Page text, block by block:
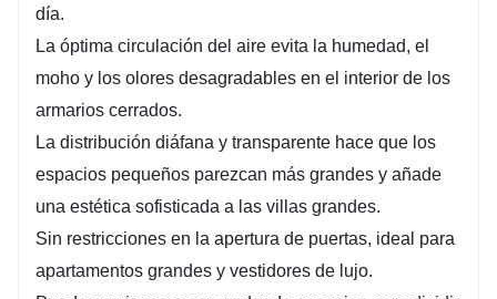
día.
La óptima circulación del aire evita la humedad, el
moho y los olores desagradables en el interior de los
armarios cerrados.
La distribución diáfana y transparente hace que los
espacios pequeños parezcan más grandes y añade
una estética sofisticada a las villas grandes.
Sin restricciones en la apertura de puertas, ideal para
apartamentos grandes y vestidores de lujo.